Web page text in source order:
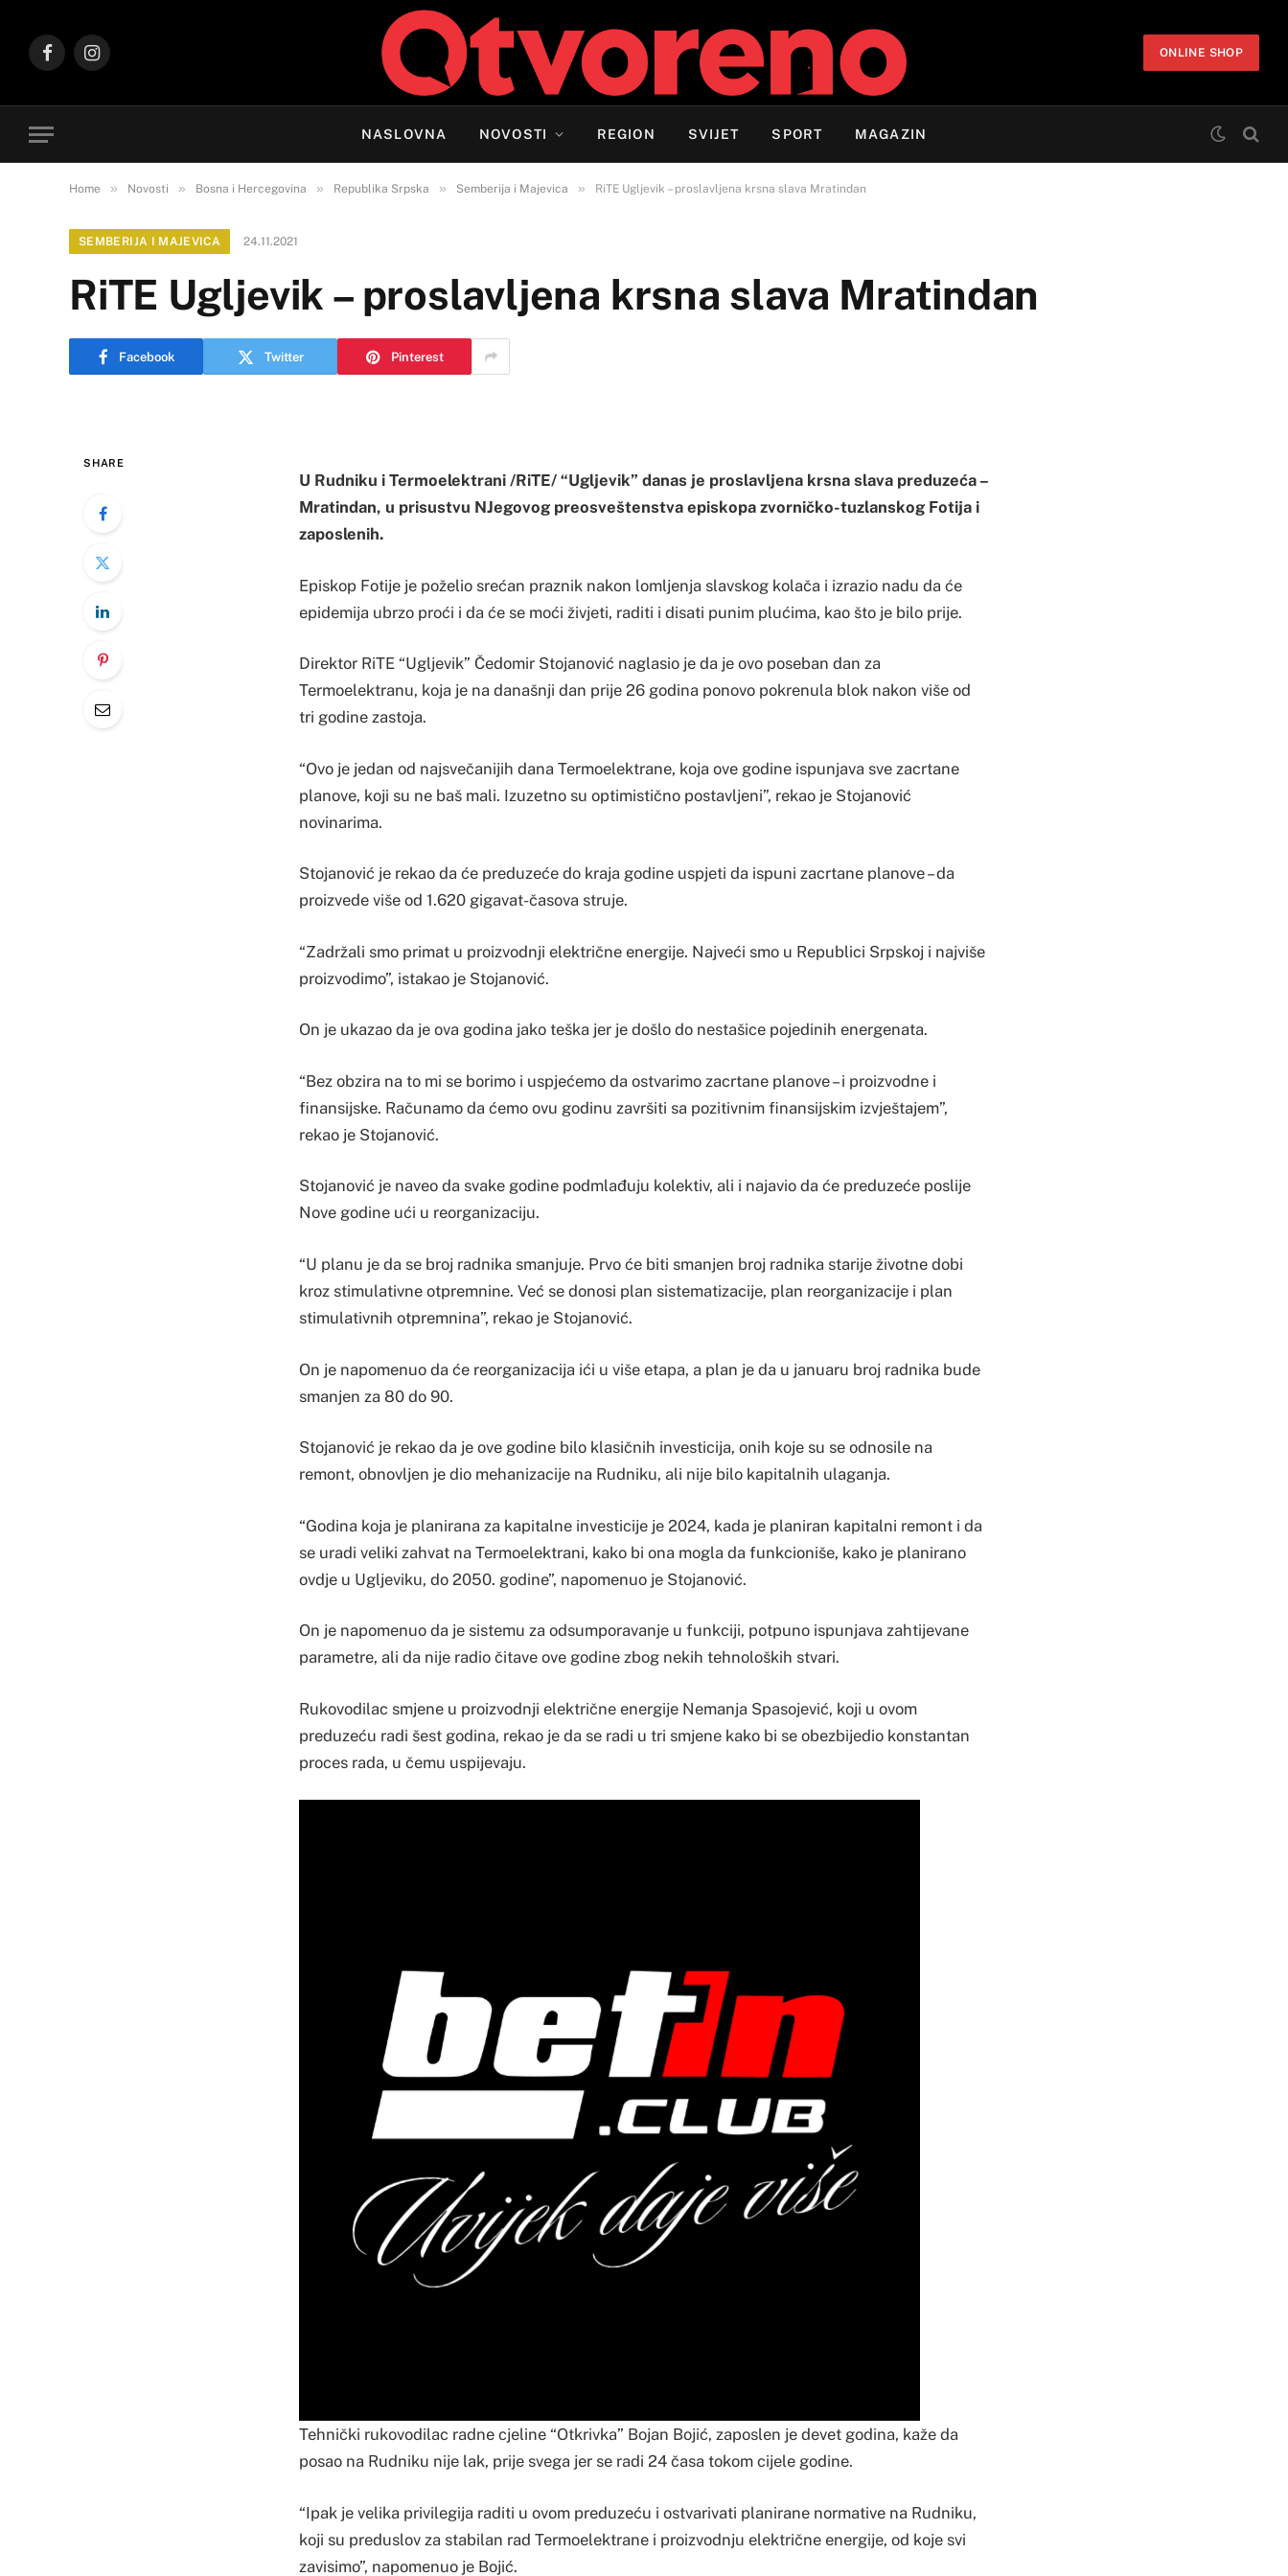
FacebookInstagram
ONLINE SHOP
NASLOVNA NOVOSTI REGION SVIJET SPORT MAGAZIN
Home » Novosti » Bosna i Hercegovina » Republika Srpska » Semberija i Majevica » RiTE Ugljevik – proslavljena krsna slava Mratindan
SEMBERIJA I MAJEVICA 24.11.2021
RiTE Ugljevik – proslavljena krsna slava Mratindan
Facebook Twitter Pinterest
SHARE
U Rudniku i Termoelektrani /RiTE/ “Ugljevik” danas je proslavljena krsna slava preduzeća –
Mratindan, u prisustvu NJegovog preosveštenstva episkopa zvorničko-tuzlanskog Fotija i
zaposlenih.
Episkop Fotije je poželio srećan praznik nakon lomljenja slavskog kolača i izrazio nadu da će
epidemija ubrzo proći i da će se moći živjeti, raditi i disati punim plućima, kao što je bilo prije.
Direktor RiTE “Ugljevik” Čedomir Stojanović naglasio je da je ovo poseban dan za
Termoelektranu, koja je na današnji dan prije 26 godina ponovo pokrenula blok nakon više od
tri godine zastoja.
“Ovo je jedan od najsvečanijih dana Termoelektrane, koja ove godine ispunjava sve zacrtane
planove, koji su ne baš mali. Izuzetno su optimistično postavljeni”, rekao je Stojanović
novinarima.
Stojanović je rekao da će preduzeće do kraja godine uspjeti da ispuni zacrtane planove – da
proizvede više od 1.620 gigavat-časova struje.
“Zadržali smo primat u proizvodnji električne energije. Najveći smo u Republici Srpskoj i najviše
proizvodimo”, istakao je Stojanović.
On je ukazao da je ova godina jako teška jer je došlo do nestašice pojedinih energenata.
“Bez obzira na to mi se borimo i uspjećemo da ostvarimo zacrtane planove – i proizvodne i
finansijske. Računamo da ćemo ovu godinu završiti sa pozitivnim finansijskim izvještajem”,
rekao je Stojanović.
Stojanović je naveo da svake godine podmlađuju kolektiv, ali i najavio da će preduzeće poslije
Nove godine ući u reorganizaciju.
“U planu je da se broj radnika smanjuje. Prvo će biti smanjen broj radnika starije životne dobi
kroz stimulativne otpremnine. Već se donosi plan sistematizacije, plan reorganizacije i plan
stimulativnih otpremnina”, rekao je Stojanović.
On je napomenuo da će reorganizacija ići u više etapa, a plan je da u januaru broj radnika bude
smanjen za 80 do 90.
Stojanović je rekao da je ove godine bilo klasičnih investicija, onih koje su se odnosile na
remont, obnovljen je dio mehanizacije na Rudniku, ali nije bilo kapitalnih ulaganja.
“Godina koja je planirana za kapitalne investicije je 2024, kada je planiran kapitalni remont i da
se uradi veliki zahvat na Termoelektrani, kako bi ona mogla da funkcioniše, kako je planirano
ovdje u Ugljeviku, do 2050. godine”, napomenuo je Stojanović.
On je napomenuo da je sistemu za odsumporavanje u funkciji, potpuno ispunjava zahtijevane
parametre, ali da nije radio čitave ove godine zbog nekih tehnoloških stvari.
Rukovodilac smjene u proizvodnji električne energije Nemanja Spasojević, koji u ovom
preduzeću radi šest godina, rekao je da se radi u tri smjene kako bi se obezbijedio konstantan
proces rada, u čemu uspijevaju.
Tehnički rukovodilac radne cjeline “Otkrivka” Bojan Bojić, zaposlen je devet godina, kaže da
posao na Rudniku nije lak, prije svega jer se radi 24 časa tokom cijele godine.
“Ipak je velika privilegija raditi u ovom preduzeću i ostvarivati planirane normative na Rudniku,
koji su preduslov za stabilan rad Termoelektrane i proizvodnju električne energije, od koje svi
zavisimo”, napomenuo je Bojić.